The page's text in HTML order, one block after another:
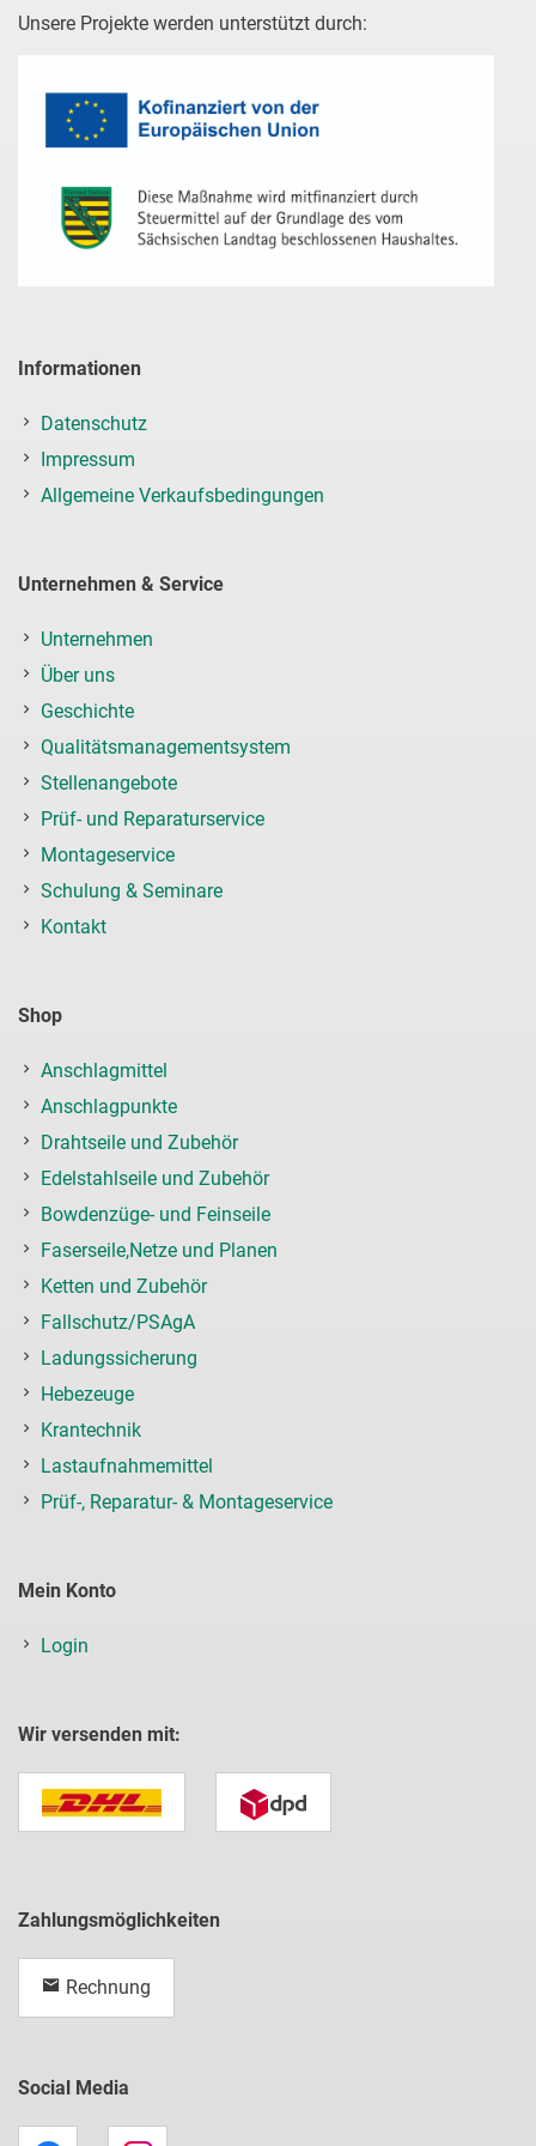
Unsere Projekte werden unterstützt durch:
Informationen
Datenschutz
Impressum
Allgemeine Verkaufsbedingungen
Unternehmen & Service
Unternehmen
Über uns
Geschichte
Qualitätsmanagementsystem
Stellenangebote
Prüf- und Reparaturservice
Montageservice
Schulung & Seminare
Kontakt
Shop
Anschlagmittel
Anschlagpunkte
Drahtseile und Zubehör
Edelstahlseile und Zubehör
Bowdenzüge- und Feinseile
Faserseile,Netze und Planen
Ketten und Zubehör
Fallschutz/PSAgA
Ladungssicherung
Hebezeuge
Krantechnik
Lastaufnahmemittel
Prüf-, Reparatur- & Montageservice
Mein Konto
Login
Wir versenden mit:
Zahlungsmöglichkeiten
Rechnung
Social Media